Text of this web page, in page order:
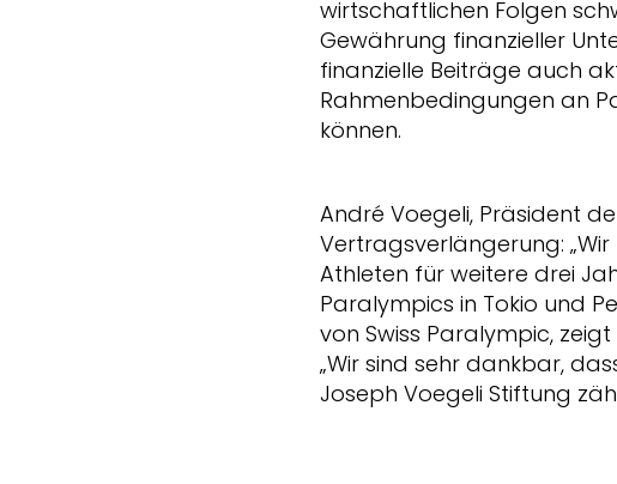
wirtschaftlichen Folgen
Gewährung finanzieller
finanzielle Beiträge auch
Rahmenbedingungen an
können.
André Voegeli, Präsident
Vertragsverlängerung:
Athleten für weitere drei
Paralympics in Tokio und
von Swiss Paralympic,
„Wir sind sehr dankbar,
Joseph Voegeli Stiftung